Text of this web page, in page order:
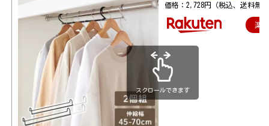
価格：2,728円（税込、送料無
楽
スクロールできます